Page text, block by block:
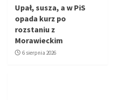
Upał, susza, a w PiS
opada kurz po
rozstaniu z
Morawieckim
6 sierpnia 2026